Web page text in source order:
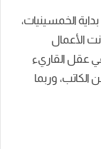
الخمسينيات،
الأعمال
عقل القاريء
وربما